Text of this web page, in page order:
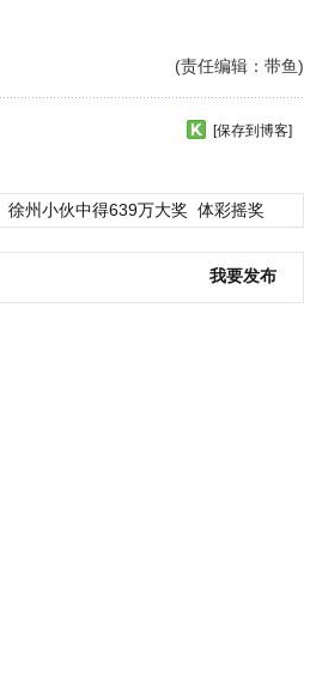
(责任编辑：带鱼)
[保存到博客]
徐州小伙中得639万大奖 体彩摇奖
我要发布